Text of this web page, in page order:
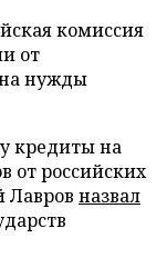
комиссия
от
на нужды
кредиты на
от российских
Лавров назвал